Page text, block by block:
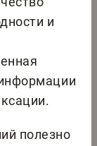
и
полезно